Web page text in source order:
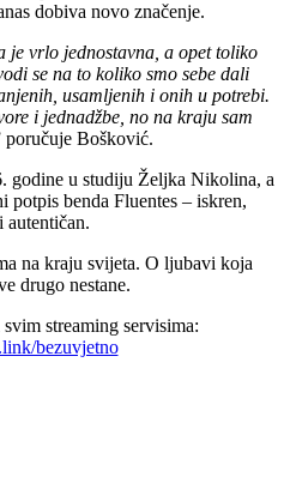
dobiva novo značenje.
je vrlo jednostavna, a opet toliko
se na to koliko smo sebe dali
usamljenih i onih u potrebi.
i jednadžbe, no na kraju sam
poručuje Bošković.
godine u studiju Željka Nikolina, a
benda Fluentes – iskren,
autentičan.
na kraju svijeta. O ljubavi koja
drugo nestane.
streaming servisima:
bezuvjetno